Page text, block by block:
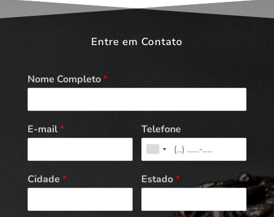
Entre em Contato
Nome Completo*
E-mail* Telefone
Cidade * Estado*